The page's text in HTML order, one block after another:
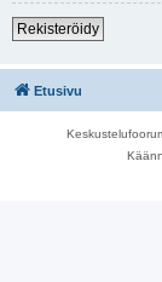
Rekisteröidy
Etusivu